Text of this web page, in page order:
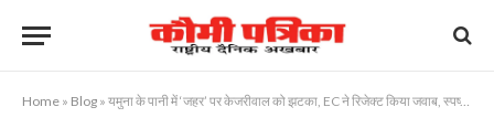
Home » Blog » यमुना के पानी में ‘जहर’ पर केजरीवाल को झटका, EC ने रिजेक्ट किया जवाब, स्पष्टीकरण का दिया एक और मौका